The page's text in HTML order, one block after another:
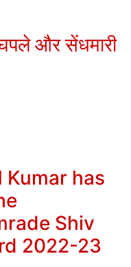
और सेंधमारी
Kumar has
Shiv
2022-23